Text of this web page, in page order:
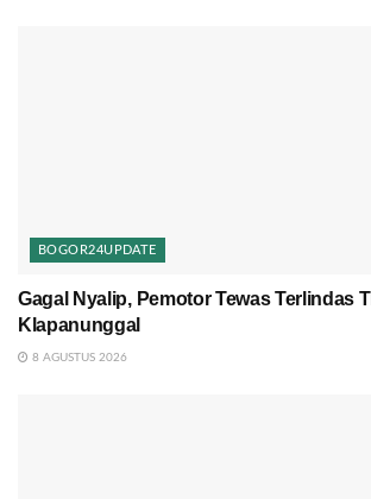
BOGOR24UPDATE
Gagal Nyalip, Pemotor Tewas Terlindas
Klapanunggal
8 AGUSTUS 2026